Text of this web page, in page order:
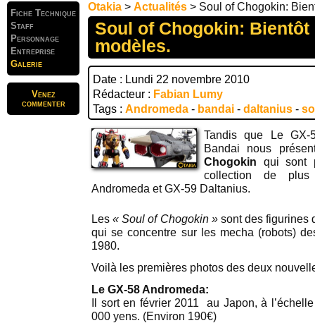
Fiche Technique
Staff
Personnage
Entreprise
Galerie
Venez
commenter
Otakia > Actualités > Soul of Chogokin:
Soul of Chogokin: Bientôt
modèles.
Date : Lundi 22 novembre 2010
Rédacteur : Fabian Lumy
Tags : Andromeda - bandai - daltanius -
Tandis que Le
Bandai nous
Chogokin qui sont
collection de
Andromeda et GX-59 Daltanius.
Les« Soul of Chogokin »sont des figurines
qui se concentre sur les mecha (robots)
1980.
Voilà les premières photos des deux
Le GX-58 Andromeda:
Il sort en février 2011 au Japon, à
000 yens. (Environ 190€)